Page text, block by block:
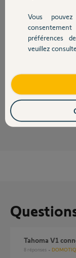
Devis avec
Contact
L'application n'est
pas sur une recompile.
Même le fabricant
caméra.
l'émulateur Android
JACKY
Tahoma V1
8 réponses
Vous
préférences
veuillez